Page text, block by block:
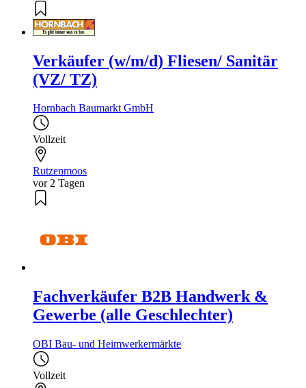
Verkäufer (w/m/d) Fliesen/ Sanitär
(VZ/ TZ)
Hornbach Baumarkt GmbH
Vollzeit
Rutzenmoos
vor 2 Tagen
Fachverkäufer B2B Handwerk &
Gewerbe (alle Geschlechter)
OBI Bau- und Heimwerkermärkte
Vollzeit